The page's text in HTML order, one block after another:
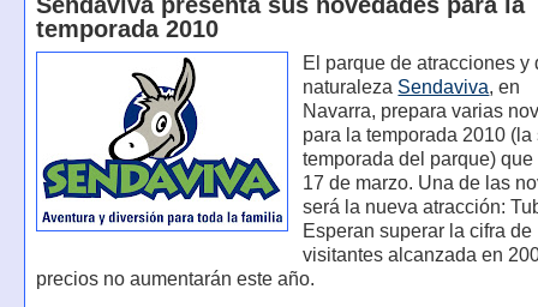
temporada 2010
El parque de atracciones y
naturaleza Sendaviva, en
Navarra, prepara varias
para la temporada 2010 (la
temporada del parque)
17 de marzo. Una de las
será la nueva atracción:
Esperan superar la cifra de
visitantes alcanzada en
precios no aumentarán este año.